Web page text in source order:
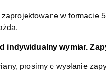
w formacie
indywidualny wymiar.
prosimy o wysłanie